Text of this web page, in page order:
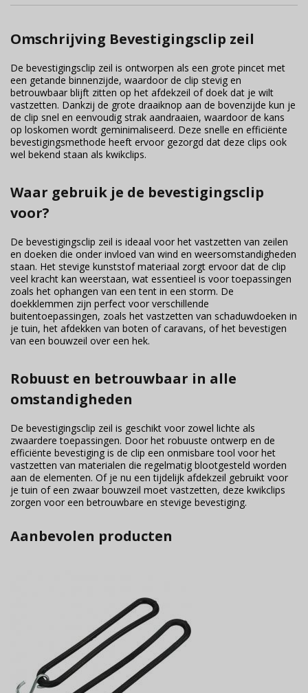
Omschrijving Bevestigingsclip zeil
De bevestigingsclip zeil is ontworpen als een grote pincet met
een getande binnenzijde, waardoor de clip stevig en
betrouwbaar blijft zitten op het afdekzeil of doek dat je wilt
vastzetten. Dankzij de grote draaiknop aan de bovenzijde kun je
de clip snel en eenvoudig strak aandraaien, waardoor de kans
op loskomen wordt geminimaliseerd. Deze snelle en efficiënte
bevestigingsmethode heeft ervoor gezorgd dat deze clips ook
wel bekend staan als kwikclips.
Waar gebruik je de bevestigingsclip
voor?
De bevestigingsclip zeil is ideaal voor het vastzetten van zeilen
en doeken die onder invloed van wind en weersomstandigheden
staan. Het stevige kunststof materiaal zorgt ervoor dat de clip
veel kracht kan weerstaan, wat essentieel is voor toepassingen
zoals het ophangen van een tent in een storm. De
doekklemmen zijn perfect voor verschillende
buitentoepassingen, zoals het vastzetten van schaduwdoeken in
je tuin, het afdekken van boten of caravans, of het bevestigen
van een bouwzeil over een hek.
Robuust en betrouwbaar in alle
omstandigheden
De bevestigingsclip zeil is geschikt voor zowel lichte als
zwaardere toepassingen. Door het robuuste ontwerp en de
efficiënte bevestiging is de clip een onmisbare tool voor het
vastzetten van materialen die regelmatig blootgesteld worden
aan de elementen. Of je nu een tijdelijk afdekzeil gebruikt voor
je tuin of een zwaar bouwzeil moet vastzetten, deze kwikclips
zorgen voor een betrouwbare en stevige bevestiging.
Aanbevolen producten